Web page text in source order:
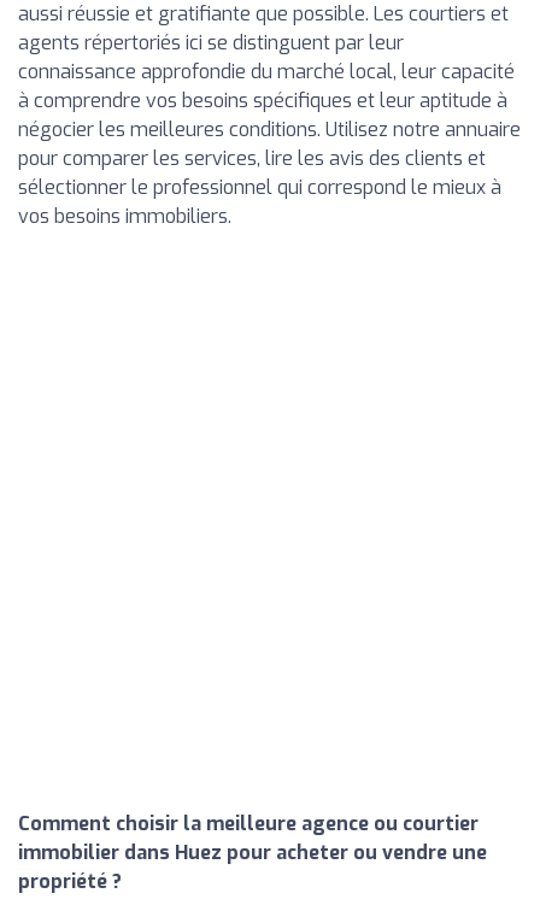
aussi réussie et gratifiante que possible. Les courtiers et
agents répertoriés ici se distinguent par leur
connaissance approfondie du marché local, leur capacité
à comprendre vos besoins spécifiques et leur aptitude à
négocier les meilleures conditions. Utilisez notre annuaire
pour comparer les services, lire les avis des clients et
sélectionner le professionnel qui correspond le mieux à
vos besoins immobiliers.
Comment choisir la meilleure agence ou courtier
immobilier dans Huez pour acheter ou vendre une
propriété ?